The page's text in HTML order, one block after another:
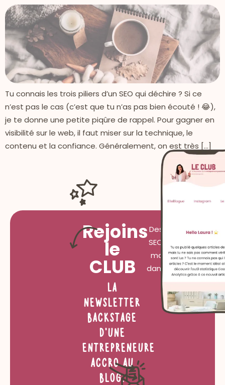
Tu connais les trois piliers d’un SEO qui déchire ? Si ce
n’est pas le cas (c’est que tu n’as pas bien écouté ! 😂),
je te donne une petite piqûre de rappel. Pour gagner en
visibilité sur le web, il faut miser sur la technique, le
contenu et la confiance. Généralement, on est très […]
Rejoins
le
CLUB
La
newsletter
backstage
d’une
entrepreneure
accro au
blog.
Des conseils
SEO, tous les
mardis à 7h
dans ta boîte